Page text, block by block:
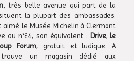
, très belle avenue qui part de la
la plupart des ambassades.
aimé le Musée Michelin à Clermont
au n°84, son équivalent : Drive, le
Forum, gratuit et ludique. A
un magasin dédié aux